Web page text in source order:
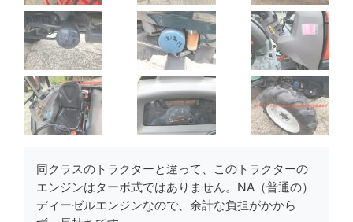
同クラスのトラクターと違って、このトラクターの
エンジンはターボ式ではありません。NA（普通の）
ディーゼルエンジンなので、余計な負担がかから